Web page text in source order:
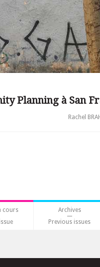
Planning à San
Rachel
cours
Archives
Previous issues